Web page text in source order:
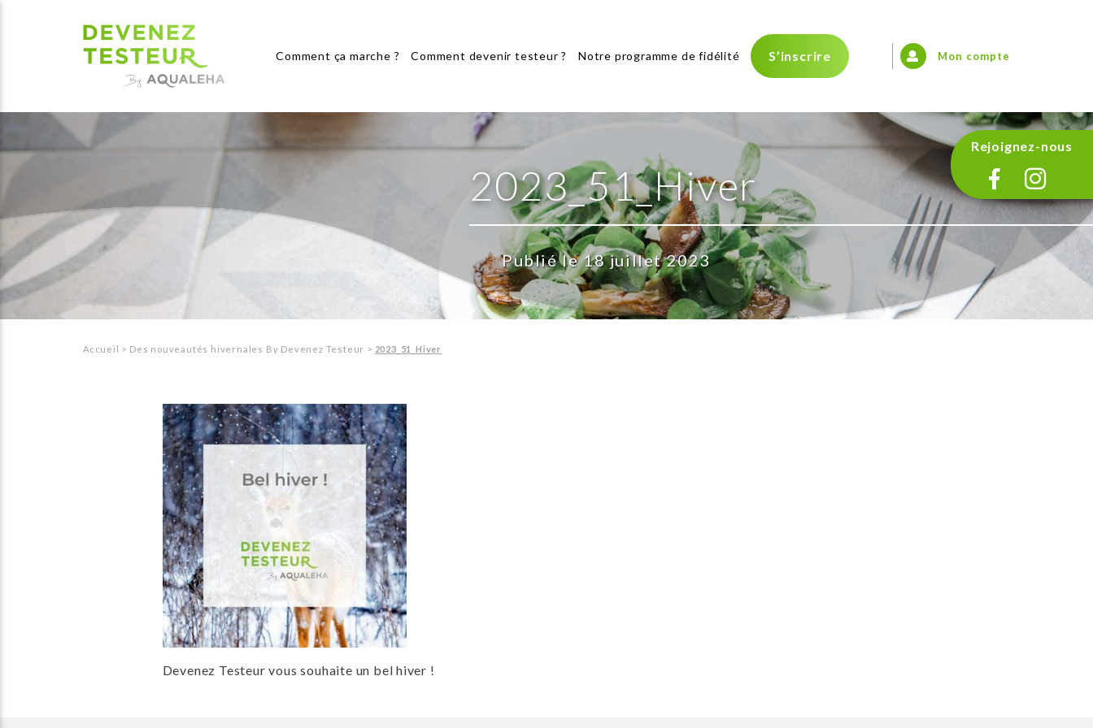
Comment ça marche ? Comment devenir testeur ? Notre programme de fidélité S’inscrire Mon compte
Rejoignez-nous
2023_51_Hiver
Publié le 18 juillet 2023
Accueil > Des nouveautés hivernales By Devenez Testeur > 2023_51_Hiver
Devenez Testeur vous souhaite un bel hiver !